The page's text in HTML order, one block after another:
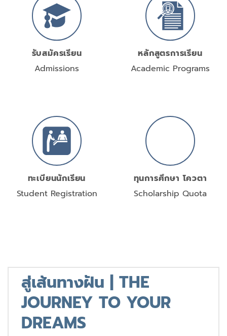
รับสมัครเรียน
Admissions
หลักสูตรการเรียน
Academic Programs
ทะเบียนนักเรียน
Student Registration
ทุนการศึกษา โควตา
Scholarship Quota
สู่เส้นทางฝัน | THE
JOURNEY TO YOUR
DREAMS